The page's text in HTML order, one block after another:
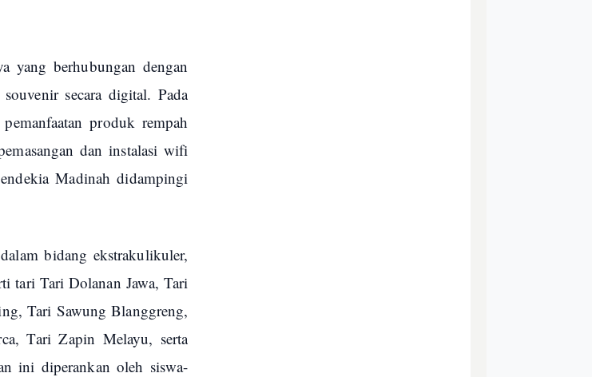
yang berhubungan dengan
secara digital. Pada
produk rempah
dan instalasi wifi
Madinah didampingi
bidang ekstrakulikuler,
tari Tari Dolanan Jawa, Tari
Tari Sawung Blanggreng,
Tari Zapin Melayu, serta
ini diperankan oleh siswa-